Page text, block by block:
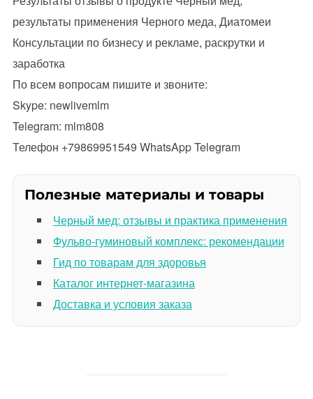
результаты применения Черного меда, Диатомеи
Консультации по бизнесу и рекламе, раскрутки и
заработка
По всем вопросам пишите и звоните:
Skype: newlivemlm
Telegram: mlm808
Телефон +79869951549 WhatsApp Telegram
Полезные материалы и товары
Черный мед: отзывы и практика применения
Фульво-гуминовый комплекс: рекомендации
Гид по товарам для здоровья
Каталог интернет-магазина
Доставка и условия заказа